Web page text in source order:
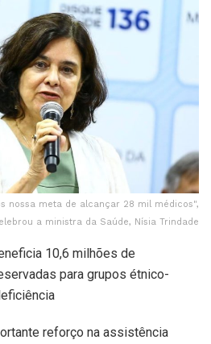
nossa meta de alcançar 28 mil médicos",
a ministra da Saúde, Nísia Trindade
10,6 milhões de
para grupos étnico-
reforço na assistência